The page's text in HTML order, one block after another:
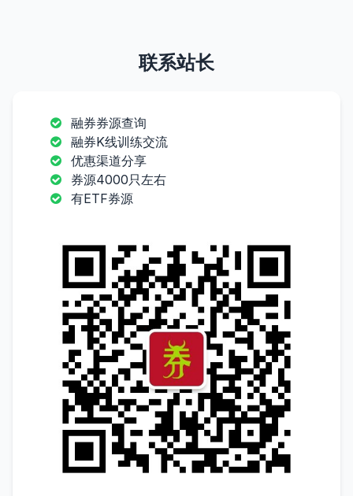
联系站长
融券券源查询
融券K线训练交流
优惠渠道分享
券源4000只左右
有ETF券源